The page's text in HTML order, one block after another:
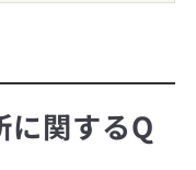
に関するQ